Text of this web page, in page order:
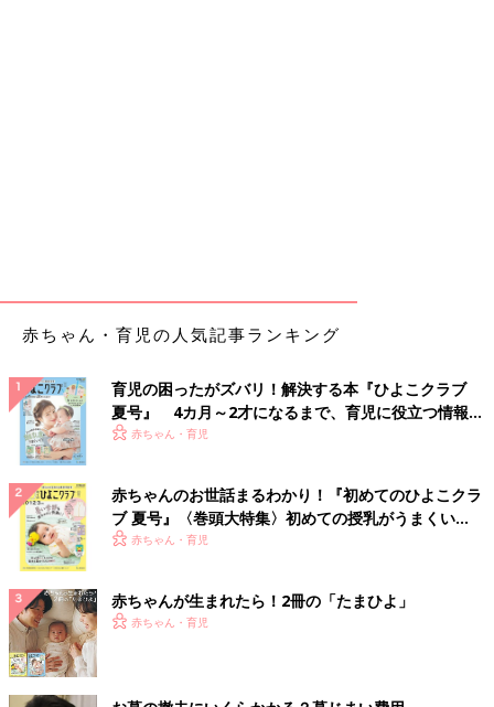
赤ちゃん・育児の人気記事ランキング
育児の困ったがズバリ！解決する本『ひよこクラブ
夏号』 4カ月～2才になるまで、育児に役立つ情報が
いっぱい！
赤ちゃん・育児
赤ちゃんのお世話まるわかり！『初めてのひよこクラ
ブ 夏号』〈巻頭大特集〉初めての授乳がうまくい
く！ おっぱい・ミルクの基本と夏のトラブル 解決テ
赤ちゃん・育児
赤ちゃんが生まれたら！2冊の「たまひよ」
赤ちゃん・育児